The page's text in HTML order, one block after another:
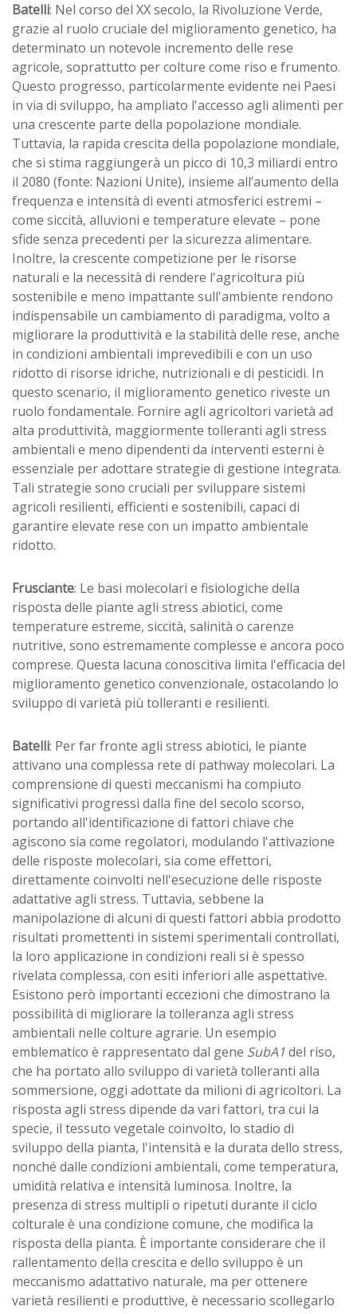
Batelli: Nel corso del XX secolo, la Rivoluzione Verde,
grazie al ruolo cruciale del miglioramento genetico, ha
determinato un notevole incremento delle rese
agricole, soprattutto per colture come riso e frumento.
Questo progresso, particolarmente evidente nei Paesi
in via di sviluppo, ha ampliato l'accesso agli alimenti per
una crescente parte della popolazione mondiale.
Tuttavia, la rapida crescita della popolazione mondiale,
che si stima raggiungerà un picco di 10,3 miliardi entro
il 2080 (fonte: Nazioni Unite), insieme all’aumento della
frequenza e intensità di eventi atmosferici estremi –
come siccità, alluvioni e temperature elevate – pone
sfide senza precedenti per la sicurezza alimentare.
Inoltre, la crescente competizione per le risorse
naturali e la necessità di rendere l'agricoltura più
sostenibile e meno impattante sull'ambiente rendono
indispensabile un cambiamento di paradigma, volto a
migliorare la produttività e la stabilità delle rese, anche
in condizioni ambientali imprevedibili e con un uso
ridotto di risorse idriche, nutrizionali e di pesticidi. In
questo scenario, il miglioramento genetico riveste un
ruolo fondamentale. Fornire agli agricoltori varietà ad
alta produttività, maggiormente tolleranti agli stress
ambientali e meno dipendenti da interventi esterni è
essenziale per adottare strategie di gestione integrata.
Tali strategie sono cruciali per sviluppare sistemi
agricoli resilienti, efficienti e sostenibili, capaci di
garantire elevate rese con un impatto ambientale
ridotto.
Frusciante: Le basi molecolari e fisiologiche della
risposta delle piante agli stress abiotici, come
temperature estreme, siccità, salinità o carenze
nutritive, sono estremamente complesse e ancora poco
comprese. Questa lacuna conoscitiva limita l'efficacia del
miglioramento genetico convenzionale, ostacolando lo
sviluppo di varietà più tolleranti e resilienti.
Batelli: Per far fronte agli stress abiotici, le piante
attivano una complessa rete di pathway molecolari. La
comprensione di questi meccanismi ha compiuto
significativi progressi dalla fine del secolo scorso,
portando all'identificazione di fattori chiave che
agiscono sia come regolatori, modulando l'attivazione
delle risposte molecolari, sia come effettori,
direttamente coinvolti nell'esecuzione delle risposte
adattative agli stress. Tuttavia, sebbene la
manipolazione di alcuni di questi fattori abbia prodotto
risultati promettenti in sistemi sperimentali controllati,
la loro applicazione in condizioni reali si è spesso
rivelata complessa, con esiti inferiori alle aspettative.
Esistono però importanti eccezioni che dimostrano la
possibilità di migliorare la tolleranza agli stress
ambientali nelle colture agrarie. Un esempio
emblematico è rappresentato dal gene SubA1del riso,
che ha portato allo sviluppo di varietà tolleranti alla
sommersione, oggi adottate da milioni di agricoltori. La
risposta agli stress dipende da vari fattori, tra cui la
specie, il tessuto vegetale coinvolto, lo stadio di
sviluppo della pianta, l'intensità e la durata dello stress,
nonché dalle condizioni ambientali, come temperatura,
umidità relativa e intensità luminosa. Inoltre, la
presenza di stress multipli o ripetuti durante il ciclo
colturale è una condizione comune, che modifica la
risposta della pianta. È importante considerare che il
rallentamento della crescita e dello sviluppo è un
meccanismo adattativo naturale, ma per ottenere
varietà resilienti e produttive, è necessario scollegarlo